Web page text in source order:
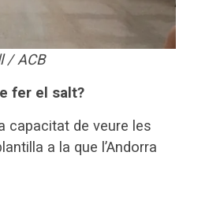
/ ACB
fer el salt?
capacitat de veure les
a la que l’Andorra